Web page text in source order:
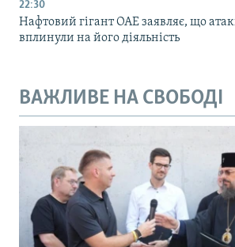
22:30
Нафтовий гігант ОАЕ заявляє, що
вплинули на його діяльність
ВАЖЛИВЕ НА СВОБОДІ